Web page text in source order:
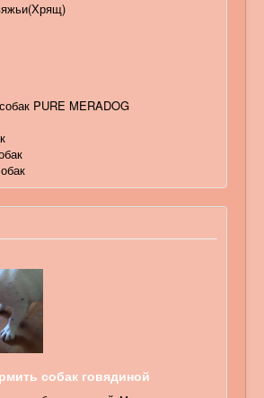
PURE MERADOG
собак говядиной